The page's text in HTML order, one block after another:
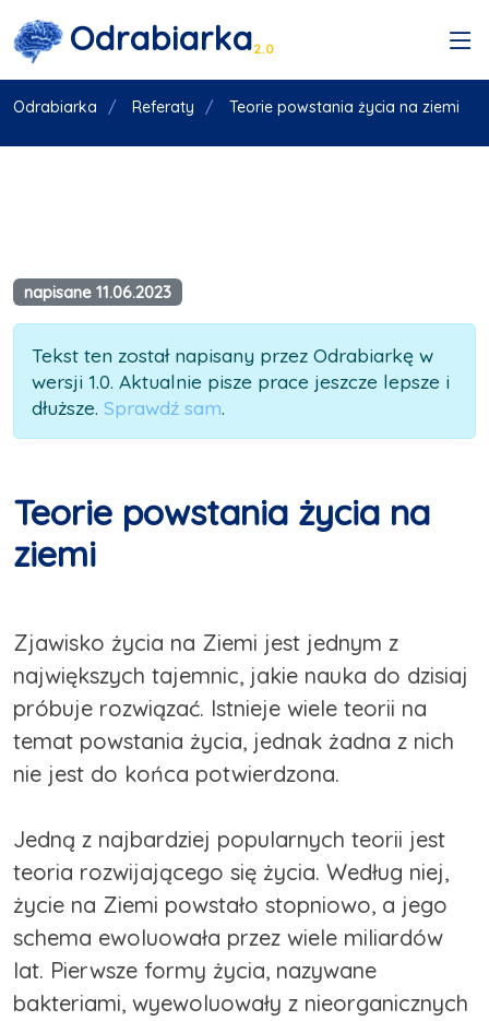
Odrabiarka2.0
Odrabiarka Referaty Teorie powstania życia na ziemi
napisane 11.06.2023
Tekst ten został napisany przez Odrabiarkę w
wersji 1.0. Aktualnie pisze prace jeszcze lepsze i
dłuższe. Sprawdź sam.
Teorie powstania życia na
ziemi
Zjawisko życia na Ziemi jest jednym z
największych tajemnic, jakie nauka do dzisiaj
próbuje rozwiązać. Istnieje wiele teorii na
temat powstania życia, jednak żadna z nich
nie jest do końca potwierdzona.
Jedną z najbardziej popularnych teorii jest
teoria rozwijającego się życia. Według niej,
życie na Ziemi powstało stopniowo, a jego
schema ewoluowała przez wiele miliardów
lat. Pierwsze formy życia, nazywane
bakteriami, wyewoluowały z nieorganicznych